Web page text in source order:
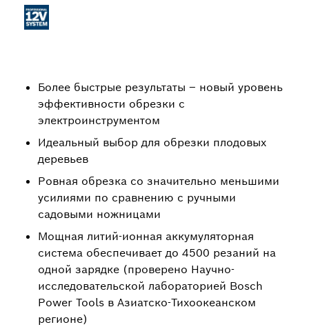
Более быстрые результаты – новый уровень
эффективности обрезки с
электроинструментом
Идеальный выбор для обрезки плодовых
деревьев
Ровная обрезка со значительно меньшими
усилиями по сравнению с ручными
садовыми ножницами
Мощная литий-ионная аккумуляторная
система обеспечивает до 4500 резаний на
одной зарядке (проверено Научно-
исследовательской лабораторией Bosch
Power Tools в Азиатско-Тихоокеанском
регионе)